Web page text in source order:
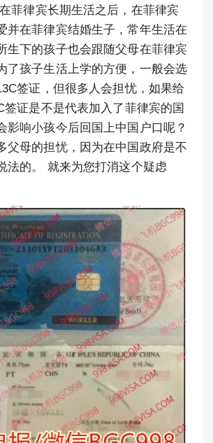
菲律宾长期生活之后，在菲律宾
并在菲律宾结婚生子，常年生活在
生下的孩子也会跟随父母在菲律宾
了孩子生活上学的方便，一般会选
签证，但很多人会担忧，如果给
签证是不是代表加入了菲律宾的国
影响小孩今后回国上中国户口呢？
父母的担忧，因为在中国政府是不
法的。 就来为您打消这个疑虑